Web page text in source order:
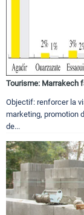
Tourisme: Marrakech
Objectif: renforcer la
marketing, promotion
de...